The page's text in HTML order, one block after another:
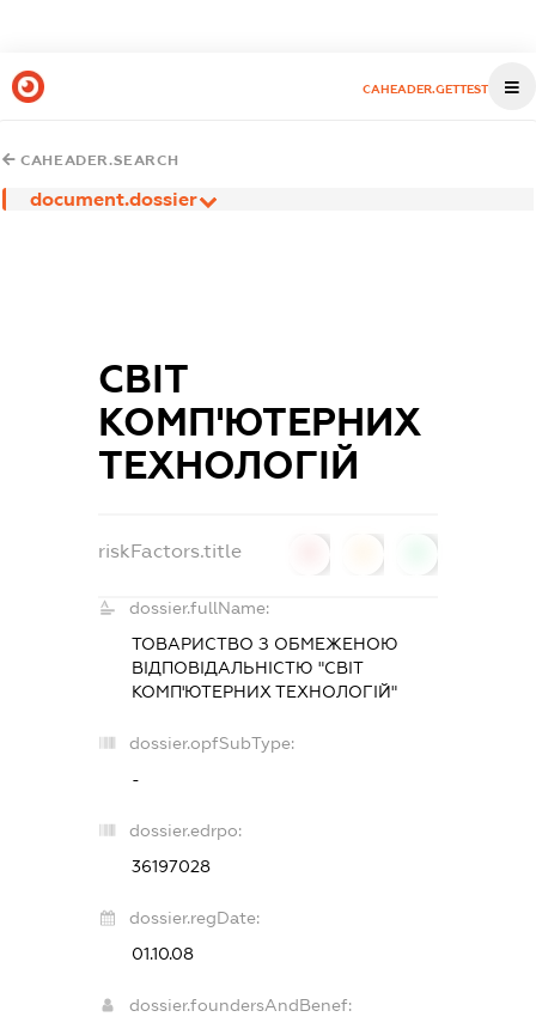
CAHEADER.GETTEST
CAHEADER.SEARCH
document.dossier
СВІТ
КОМП'ЮТЕРНИХ
ТЕХНОЛОГІЙ
riskFactors.title
dossier.fullName:
ТОВАРИСТВО З ОБМЕЖЕНОЮ
ВІДПОВІДАЛЬНІСТЮ "СВІТ
КОМП'ЮТЕРНИХ ТЕХНОЛОГІЙ"
dossier.opfSubType:
-
dossier.edrpo:
36197028
dossier.regDate:
01.10.08
dossier.foundersAndBenef: